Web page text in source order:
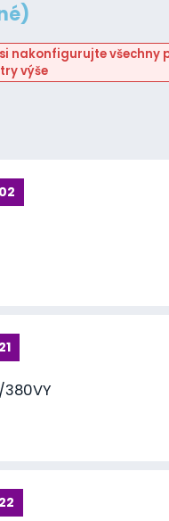
nakonfigurujte všechny
výše
02
21
22